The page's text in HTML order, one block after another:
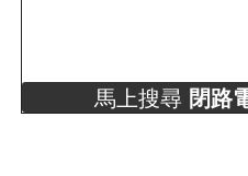
馬上搜尋 閉路